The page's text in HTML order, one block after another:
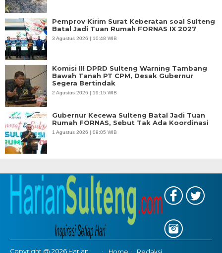
Pemprov Kirim Surat Keberatan soal Sulteng
Batal Jadi Tuan Rumah FORNAS IX 2027
3 Agustus 2026 | 10:48 WIB
Komisi III DPRD Sulteng Warning Tambang
Bawah Tanah PT CPM, Desak Gubernur
Segera Bertindak
2 Agustus 2026 | 19:15 WIB
Gubernur Kecewa Sulteng Batal Jadi Tuan
Rumah FORNAS, Sebut Tak Ada Koordinasi
1 Agustus 2026 | 09:05 WIB
Copyright @ 2026 Harian